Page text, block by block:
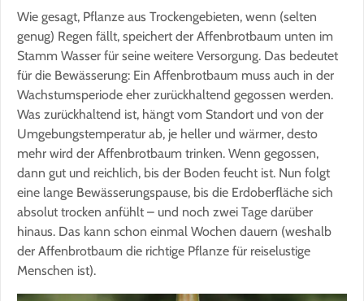
Wie gesagt, Pflanze aus Trockengebieten, wenn (selten
genug) Regen fällt, speichert der Affenbrotbaum unten im
Stamm Wasser für seine weitere Versorgung. Das bedeutet
für die Bewässerung: Ein Affenbrotbaum muss auch in der
Wachstumsperiode eher zurückhaltend gegossen werden.
Was zurückhaltend ist, hängt vom Standort und von der
Umgebungstemperatur ab, je heller und wärmer, desto
mehr wird der Affenbrotbaum trinken. Wenn gegossen,
dann gut und reichlich, bis der Boden feucht ist. Nun folgt
eine lange Bewässerungspause, bis die Erdoberfläche sich
absolut trocken anfühlt – und noch zwei Tage darüber
hinaus. Das kann schon einmal Wochen dauern (weshalb
der Affenbrotbaum die richtige Pflanze für reiselustige
Menschen ist).